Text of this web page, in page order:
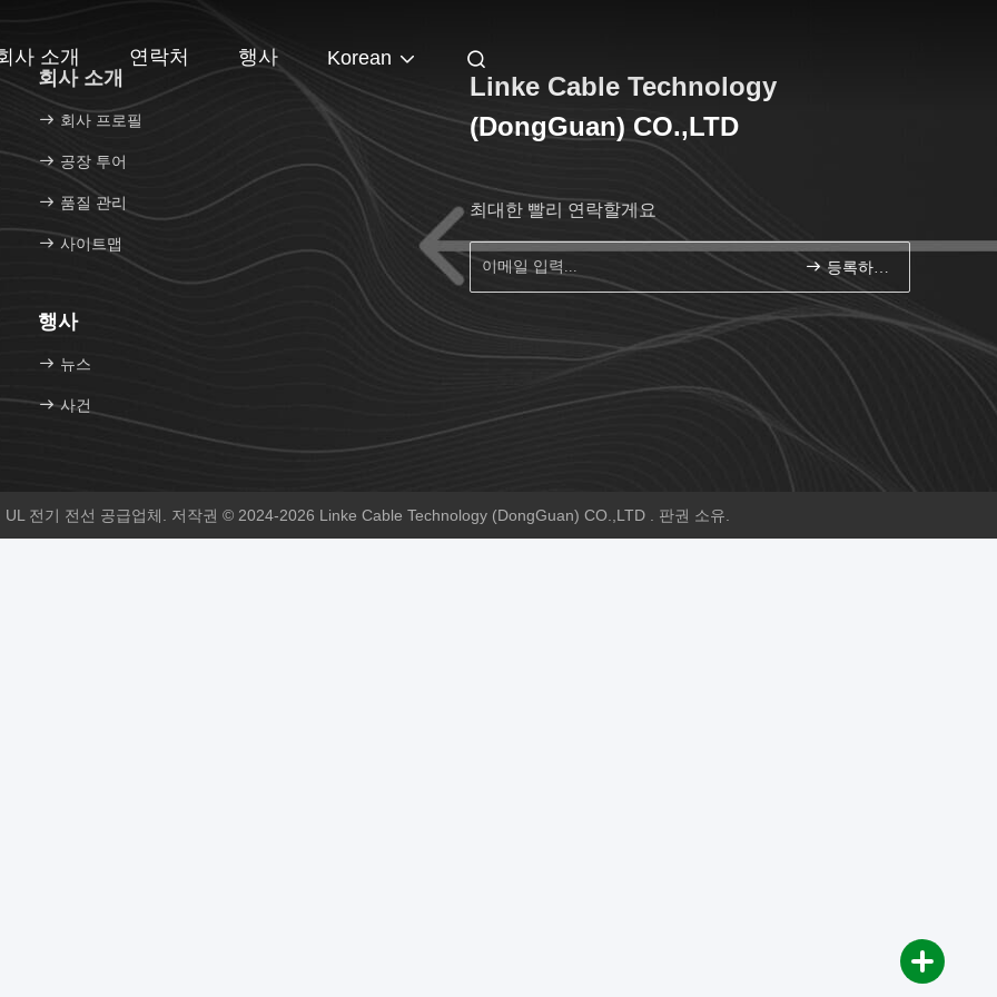
사 소개 연락처 행사 Korean
회사 소개
회사 프로필
공장 투어
품질 관리
사이트맵
행사
뉴스
사건
Linke Cable Technology
(DongGuan) CO.,LTD
최대한 빨리 연락할게요
등록하세요
UL 전기 전선 공급업체. 저작권 © 2024-2026 Linke Cable Technology (DongGuan) CO.,LTD . 판권 소유.